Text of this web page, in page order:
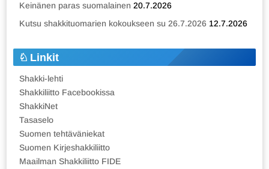
Keinänen paras suomalainen 20.7.2026
Kutsu shakkituomarien kokoukseen su 26.7.2026 12.7.2026
Linkit
Shakki-lehti
Shakkiliitto Facebookissa
ShakkiNet
Tasaselo
Suomen tehtäväniekat
Suomen Kirjeshakkiliitto
Maailman Shakkiliitto FIDE